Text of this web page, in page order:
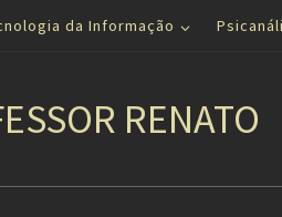
da Informação
RENATO